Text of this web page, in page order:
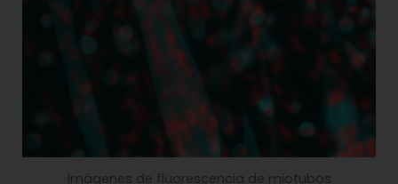
Imágenes de fluorescencia de miotubos